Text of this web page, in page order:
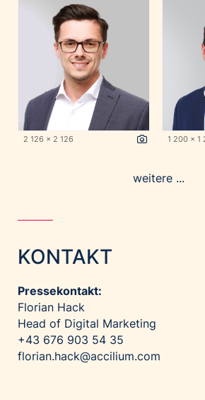
2 126 x 2 126 1 200 x 1
weitere ...
KONTAKT
Pressekontakt:
Florian Hack
Head of Digital Marketing
+43 676 903 54 35
florian.hack@accilium.com